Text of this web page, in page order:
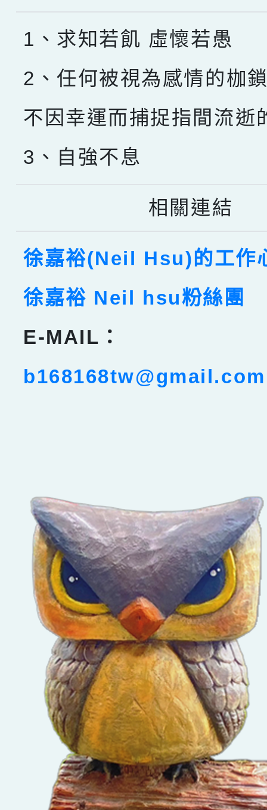
1、求知若飢 虛懷若愚
2、任何被視為感情的枷
不因幸運而捕捉指間流逝
3、自強不息
相關連結
徐嘉裕(Neil Hsu)的工作
徐嘉裕 Neil hsu粉絲團
E-MAIL：
b168168tw@gmail.com